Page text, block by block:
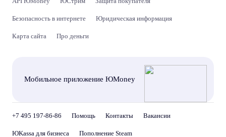
Безопасность в интернете Юридическая информация
Карта сайта Про деньги
Мобильное приложение ЮMoney
+7 495 197-86-86 Помощь Контакты Вакансии
ЮKassa для бизнеса Пополнение Steam